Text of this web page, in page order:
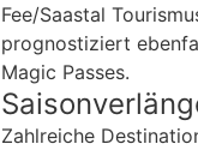
Fee/Saastal
prognostiziert
Magic Passes.
Zahlreiche